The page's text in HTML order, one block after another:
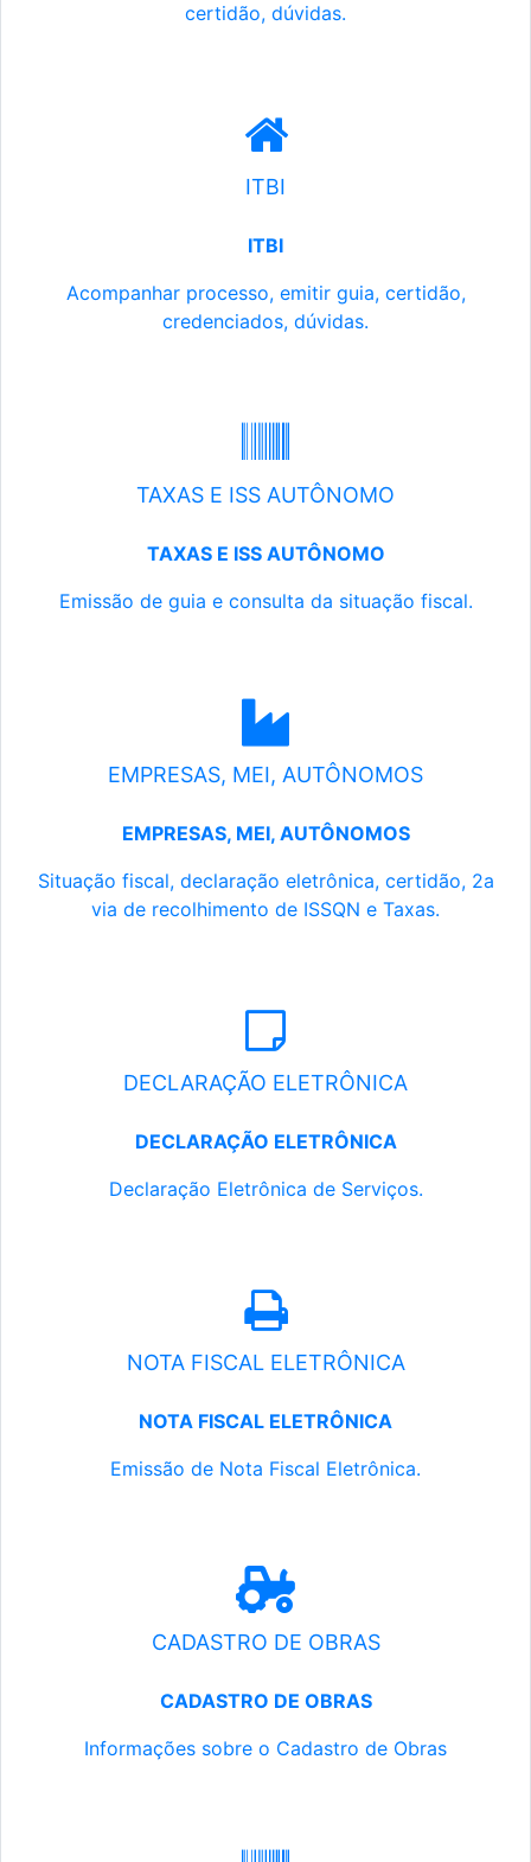
certidão, dúvidas.
ITBI
ITBI
Acompanhar processo, emitir guia, certidão,
credenciados, dúvidas.
TAXAS E ISS AUTÔNOMO
TAXAS E ISS AUTÔNOMO
Emissão de guia e consulta da situação fiscal.
EMPRESAS, MEI, AUTÔNOMOS
EMPRESAS, MEI, AUTÔNOMOS
Situação fiscal, declaração eletrônica, certidão, 2a
via de recolhimento de ISSQN e Taxas.
DECLARAÇÃO ELETRÔNICA
DECLARAÇÃO ELETRÔNICA
Declaração Eletrônica de Serviços.
NOTA FISCAL ELETRÔNICA
NOTA FISCAL ELETRÔNICA
Emissão de Nota Fiscal Eletrônica.
CADASTRO DE OBRAS
CADASTRO DE OBRAS
Informações sobre o Cadastro de Obras